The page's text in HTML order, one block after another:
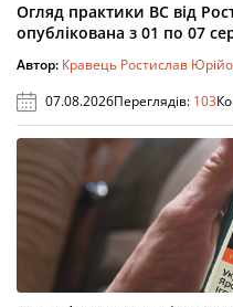
Огляд практики ВС від
опублікована з 01 по 07
Автор: Кравець Ростислав
07.08.2026Переглядів: 103